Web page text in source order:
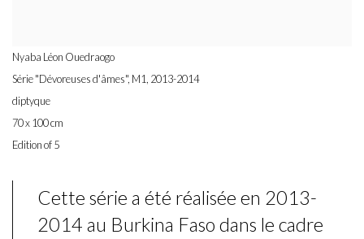
Nyaba Léon Ouedraogo
Série "Dévoreuses d'âmes", M1 2013-2014
diptyque
70 x 100 cm
Edition of 5
Cette série a été réalisée en 2013-
2014 au Burkina Faso dans le cadre